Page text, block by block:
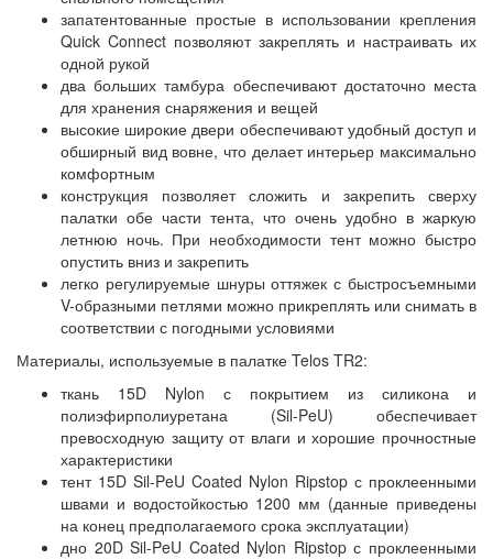
запатентованные простые в использовании крепления
Quick Connect позволяют закреплять и настраивать их
одной рукой
два больших тамбура обеспечивают достаточно места
для хранения снаряжения и вещей
высокие широкие двери обеспечивают удобный доступ и
обширный вид вовне, что делает интерьер максимально
комфортным
конструкция позволяет сложить и закрепить сверху
палатки обе части тента, что очень удобно в жаркую
летнюю ночь. При необходимости тент можно быстро
опустить вниз и закрепить
легко регулируемые шнуры оттяжек с быстросъемными
V-образными петлями можно прикреплять или снимать в
соответствии с погодными условиями
Материалы, используемые в палатке Telos TR2:
ткань 15D Nylon с покрытием из силикона и
полиэфирполиуретана (Sil-PeU) обеспечивает
превосходную защиту от влаги и хорошие прочностные
характеристики
тент 15D Sil-PeU Coated Nylon Ripstop с проклеенными
швами и водостойкостью 1200 мм (данные приведены
на конец предполагаемого срока эксплуатации)
дно 20D Sil-PeU Coated Nylon Ripstop с проклеенными